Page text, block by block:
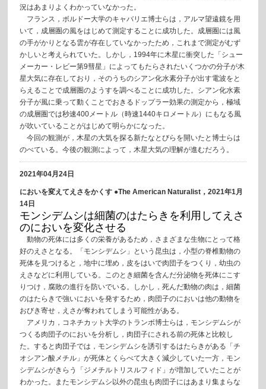
況はあまりよくわかっていなかった。
フランス，ボルドー大学のキャバリエ博士らは，アルマ望遠鏡を用
いて，成層圏の風をはじめて測定することに成功した。成層圏には風
の手がかりとなる雲が存在していなかったため，これまで測定がむず
かしいと考えられていた。しかし，1994年に木星に衝突した「シュー
メーカー・レビー第9彗星」によってもたらされたいくつかの分子が木
星大気に存在しており，そのうちのシアン化水素分子が出す電波をと
らえることで成層圏のようすを調べることに成功した。シアン化水素
分子が風に乗って動くことでおきるドップラー効果の測定から，極域
の成層圏では秒速400メートル（時速1440キロメートル）にもなる風
が吹いていることがはじめて明らかになった。
今回の観測が，木星の大気を探る新たなとびらを開いたと博士らは
のべている。今後の観測によって，木星大気の理解が進むだろう。
2021年04月24日
においを変えてえさをかくす ●The American Naturalist，2021年1月
14日
モンシデムシは細菌のはたらきを利用してえさ
のにおいを変化させる
動物の死体には多くの栄養があるため，さまざまな生物にとって格
好のえさとなる。「モンシデムシ」という昆虫は，小型の脊椎動物の
死体を見つけると，地中に埋め，皮をはいで肉団子をつくり，幼虫の
えさなどに利用している。このとき細菌を含んだ分泌物を死体にこす
りつけ，腐敗の進行を防いでいる。しかし，死んだ動物の肉は，細菌
のはたらきで強いにおいを発するため，肉団子のにおいは他の動物を
おびき寄せ，えさが奪われてしまう可能性がある。
アメリカ，コネチカット大学のトランボ博士らは，モンシデムシが
つくる肉団子のにおいを分析し，肉団子にされる前の死体と比較し
た。すると肉団子では，モンシデムシを誘引するはたらきがある「チ
オシアン酸メチル」が死体とくらべて大きく減少していた一方，モン
シデムシがきらう「ジメチルトリスルフィド」が増加していたことが
わかった。またモンシデムシ以外の昆虫も肉団子にはあまり集まらな